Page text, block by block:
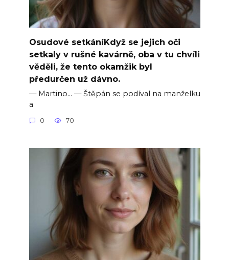
Osudové setkáníKdyž se jejich oči
setkaly v rušné kavárně, oba v tu chvíli
věděli, že tento okamžik byl
předurčen už dávno.
— Martino… — Štěpán se podíval na manželku
a
0 70